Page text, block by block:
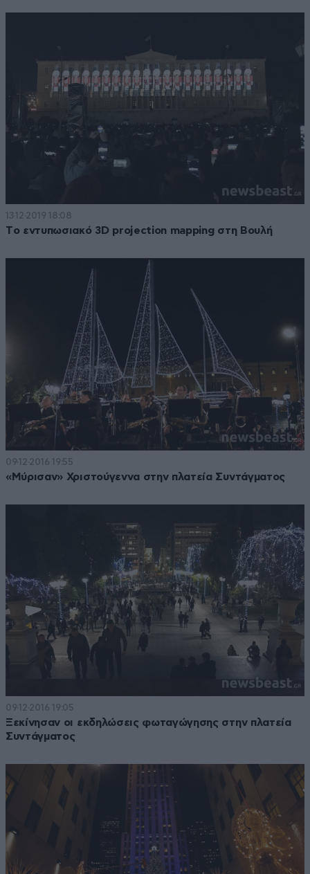
13·12·2019 18:08
Tο εντυπωσιακό 3D projection mapping στη Βουλή
09·12·2016 19:55
«Μύρισαν» Χριστούγεννα στην πλατεία Συντάγματος
09·12·2016 19:05
Ξεκίνησαν οι εκδηλώσεις φωταγώγησης στην πλατεία
Συντάγματος